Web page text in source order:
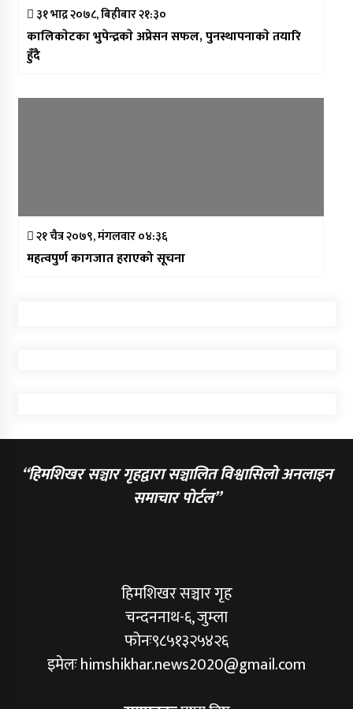
३१ भाद्र २०७८, बिहीबार २१:३०
कालिकाेटका भुपेन्द्रकाे अप्रेसन सफल, पुनस्थापनाकाे तयारि
हुँदै
२१ चैत्र २०७९, मंगलवार ०४:३६
महत्वपुर्ण कागजात हराएको सूचना
“हिमशिखर सञ्चार गृहद्वारा सञ्चालित विश्वासिलो अनलाइन
समाचार पोर्टल”
हिमशिखर सञ्चार गृह
चन्दननाथ-६, जुम्ला
फोनः९८५१३२५४२६
इमेलः himshikhar.news2020@gmail.com